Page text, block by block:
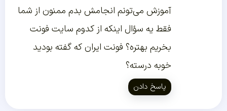
آموزش می‌تونم انجامش بدم ممنون از شما
فقط یه سؤال اینکه از کدوم سایت فونت
بخریم بهتره؟ فونت ایران که گفته بودید
خوبه درسته؟
پاسخ دادن